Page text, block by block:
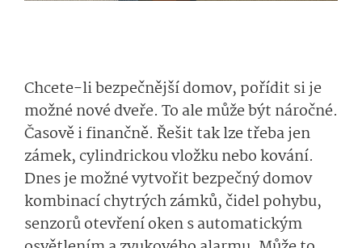
Chcete-li bezpečnější domov, pořídit si je
možné nové dveře. To ale může být náročné.
Časově i finančně. Řešit tak lze třeba jen
zámek, cylindrickou vložku nebo kování.
Dnes je možné vytvořit bezpečný domov
kombinací chytrých zámků, čidel pohybu,
senzorů otevření oken s automatickým